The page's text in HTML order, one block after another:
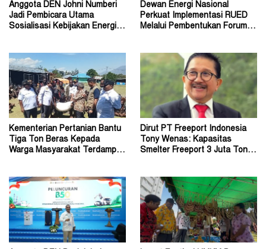
Anggota DEN Johni Numberi
Jadi Pembicara Utama
Sosialisasi Kebijakan Energi di
Dewan Energi Nasional
Perkuat Implementasi RUED
Melalui Pembentukan Forum
Kementerian Pertanian Bantu
Tiga Ton Beras Kepada
Warga Masyarakat Terdampak
Dirut PT Freeport Indonesia
Tony Wenas: Kapasitas
Smelter Freeport 3 Juta Ton